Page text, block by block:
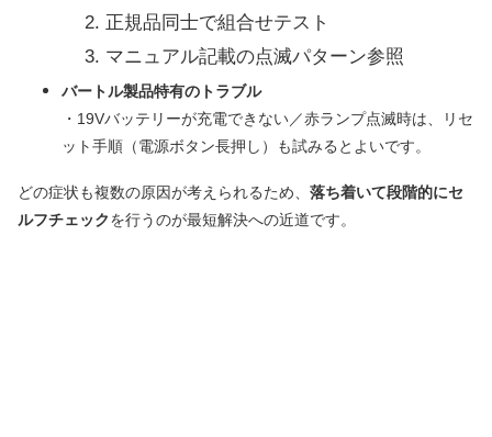
正規品同士で組合せテスト
マニュアル記載の点滅パターン参照
バートル製品特有のトラブル
・19Vバッテリーが充電できない／赤ランプ点滅時は、リセ
ット手順（電源ボタン長押し）も試みるとよいです。
どの症状も複数の原因が考えられるため、 落ち着いて段階的にセ
ルフチェックを行うのが最短解決への近道です。